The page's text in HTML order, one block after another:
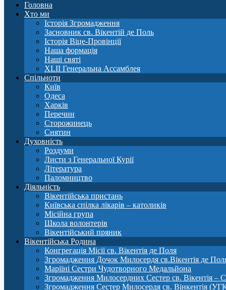
Головна
Хто ми
Історія Згромадження
Засновник св. Вікентій де Поль
Історія Віце-Провінції
Наша формація
Наші святі
XLII Генеральна Ассамблея
Спільноти
Київ
Одеса
Харків
Перечин
Сторожинець
Снятин
Духовність
Роздуми
Листи з Генеральної Курії
Література
Паломництво
Діяльність
Вікентійська пристань
Київська спілка лікарів – католиків
Місійна група
Школа волонтерів
Вікентійський пряник
Вікентійська Родина
Конгрегація Місії св. Вікентія де Поля
Згромадження Дочок Милосердя св.Вікентія де
Маріїні Сестри Чудотворного Медальйона
Згромадження Милосердних Сестер св. Вікентія –
Згромадження Сестер Милосердя св. Вінкентія